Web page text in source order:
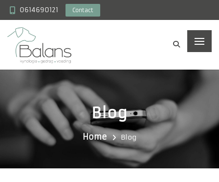
0614690121 Contact
Blog
Home Blog